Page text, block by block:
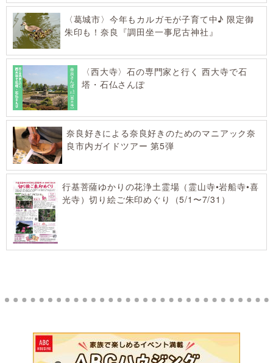
〈葛城市〉今年もカルガモが子育て中♪ 限定御
朱印も！奈良『調田坐一事尼古神社』
〈西大寺〉石の専門家と行く 西大寺で石
塔・石仏さんぽ
奈良好きによる奈良好きのためのマニアック奈
良市内ガイドツアー 第5弾
行基菩薩ゆかりの花浄土霊場（霊山寺•岩船寺•喜
光寺）切り絵ご朱印めぐり（5/1〜7/31）